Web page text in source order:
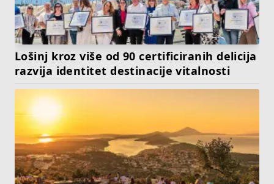
Lošinj kroz više od 90 certificiranih delicija
razvija identitet destinacije vitalnosti